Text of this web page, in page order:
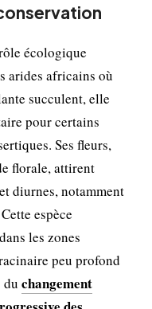
écologique
arides africains où
succulent, elle
pour certains
Ses fleurs,
florale, attirent
diurnes, notamment
espèce
les zones
peu profond
du changement